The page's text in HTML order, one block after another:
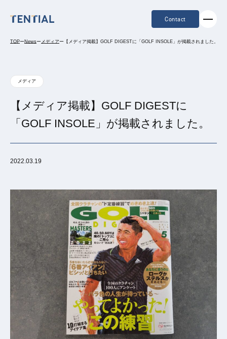
Contact
TOPーNewsーメディアー 【メディア掲載】GOLF DIGESTに「GOLF INSOLE」が掲載されました。
メディア
【メディア掲載】GOLF DIGESTに
「GOLF INSOLE」が掲載されました。
2022.03.19